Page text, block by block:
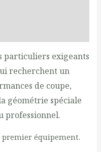
particuliers exigeants
recherchent un
de coupe,
géométrie spéciale
professionnel.
équipement.